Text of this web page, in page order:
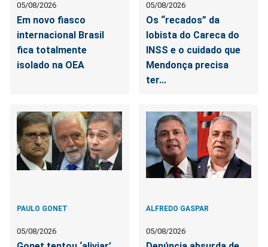
05/08/2026
Em novo fiasco
internacional Brasil
fica totalmente
isolado na OEA
05/08/2026
Os “recados” da
lobista do Careca do
INSS e o cuidado que
Mendonça precisa
ter...
PAULO GONET
05/08/2026
ALFREDO GASPAR
05/08/2026